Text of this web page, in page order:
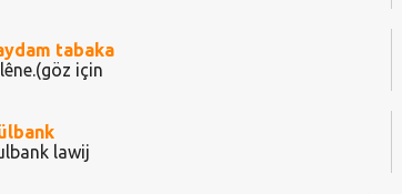
tabaka
için
lawij